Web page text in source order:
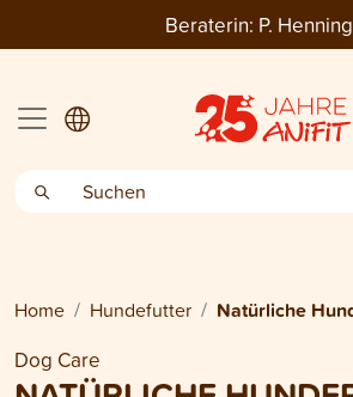
Beraterin: P.
Home Hundefutter
Natürliche
Dog Care